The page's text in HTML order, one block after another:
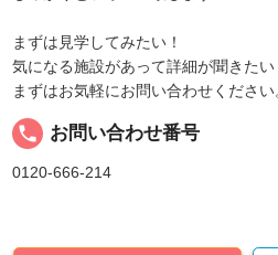
まずは見学してみたい！
気になる施設があって詳細が聞きたい
まずはお気軽にお問い合わせください
local_phone お問い合わせ番号
0120-666-214